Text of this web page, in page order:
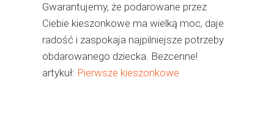
Gwarantujemy, że podarowane przez
Ciebie kieszonkowe ma wielką moc, daje
radość i zaspokaja najpilniejsze potrzeby
obdarowanego dziecka. Bezcenne!
artykuł: Pierwsze kieszonkowe